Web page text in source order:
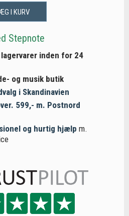
I KURV
Stepnote
inden for 24
og musik butik
i Skandinavien
599,- m. Postnord
og hurtig hjælp m.